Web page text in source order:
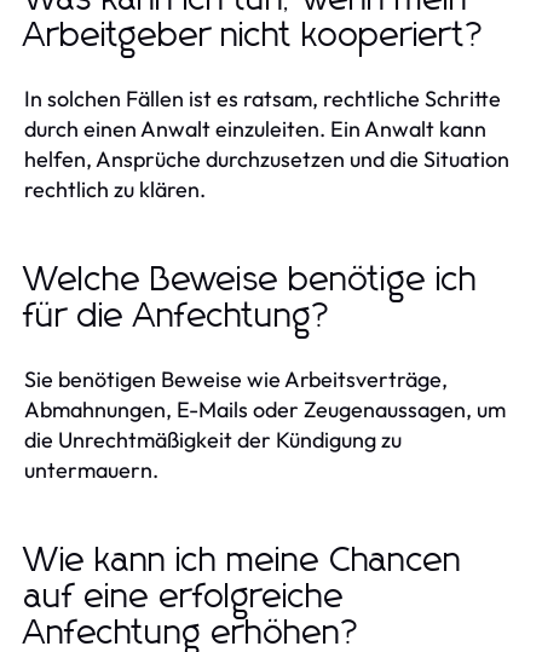
Arbeitgeber nicht kooperiert?
In solchen Fällen ist es ratsam, rechtliche Schritte
durch einen Anwalt einzuleiten. Ein Anwalt kann
helfen, Ansprüche durchzusetzen und die Situation
rechtlich zu klären.
Welche Beweise benötige ich
für die Anfechtung?
Sie benötigen Beweise wie Arbeitsverträge,
Abmahnungen, E-Mails oder Zeugenaussagen, um
die Unrechtmäßigkeit der Kündigung zu
untermauern.
Wie kann ich meine Chancen
auf eine erfolgreiche
Anfechtung erhöhen?